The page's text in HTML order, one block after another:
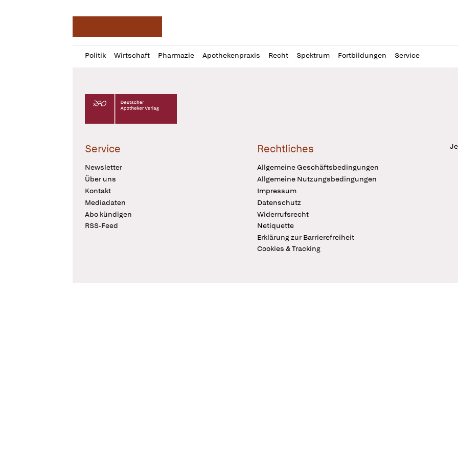
Politik Wirtschaft Pharmazie Apothekenpraxis Recht Spektrum Fortbildungen Service
Profil
öffnen
Daz
Pur
Deutscher Apotheker Verlag Logo
Service
Newsletter
Über uns
Kontakt
Mediadaten
Abo kündigen
RSS-Feed
Rechtliches
Allgemeine Geschäftsbedingungen
Allgemeine Nutzungsbedingungen
Impressum
Datenschutz
Widerrufsrecht
Netiquette
Erklärung zur Barrierefreiheit
Cookies & Tracking